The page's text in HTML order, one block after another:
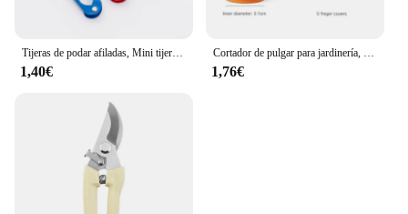
Tijeras de podar afiladas, Mini tijeras para plantas de jardinería, herramienta de corte de ramas, cortadores de hilo de ropa de costura
1,40€
Cortador de pulgar para jardinería, tijeras de podar, separador de verduras y plantas de jardín, herramienta de dedo, cortador de cocina multifunción
1,76€